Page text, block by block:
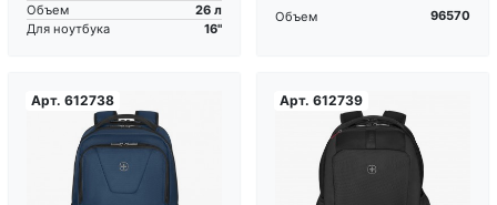
Объем
26 л
Для ноутбука
16"
Объем 96570
Арт. 612738
Загрузка...
Арт. 612739
Загрузка...